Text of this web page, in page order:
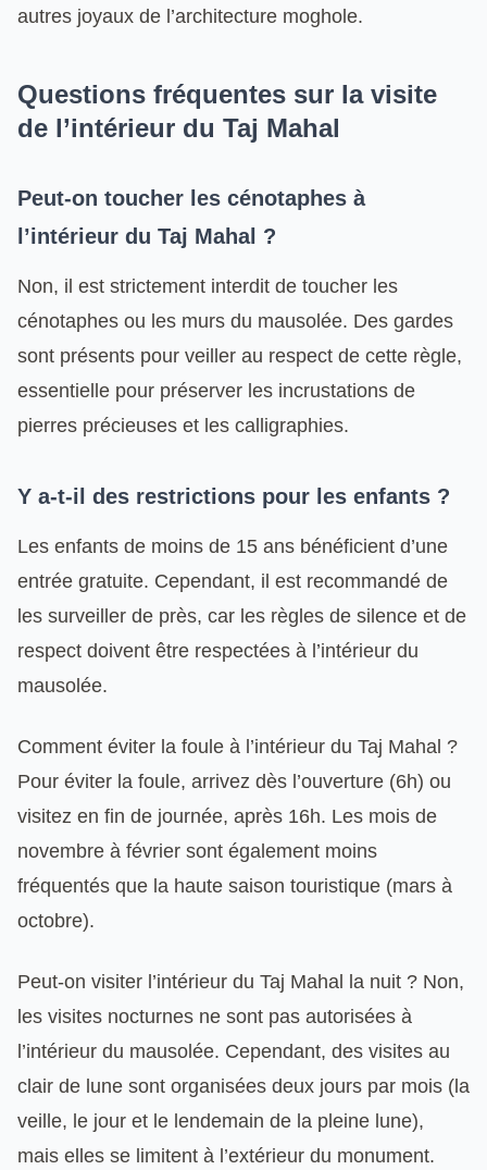
autres joyaux de l’architecture moghole.
Questions fréquentes sur la visite
de l’intérieur du Taj Mahal
Peut-on toucher les cénotaphes à
l’intérieur du Taj Mahal ?
Non, il est strictement interdit de toucher les
cénotaphes ou les murs du mausolée. Des gardes
sont présents pour veiller au respect de cette règle,
essentielle pour préserver les incrustations de
pierres précieuses et les calligraphies.
Y a-t-il des restrictions pour les enfants ?
Les enfants de moins de 15 ans bénéficient d’une
entrée gratuite. Cependant, il est recommandé de
les surveiller de près, car les règles de silence et de
respect doivent être respectées à l’intérieur du
mausolée.
Comment éviter la foule à l’intérieur du Taj Mahal ?
Pour éviter la foule, arrivez dès l’ouverture (6h) ou
visitez en fin de journée, après 16h. Les mois de
novembre à février sont également moins
fréquentés que la haute saison touristique (mars à
octobre).
Peut-on visiter l’intérieur du Taj Mahal la nuit ? Non,
les visites nocturnes ne sont pas autorisées à
l’intérieur du mausolée. Cependant, des visites au
clair de lune sont organisées deux jours par mois (la
veille, le jour et le lendemain de la pleine lune),
mais elles se limitent à l’extérieur du monument.